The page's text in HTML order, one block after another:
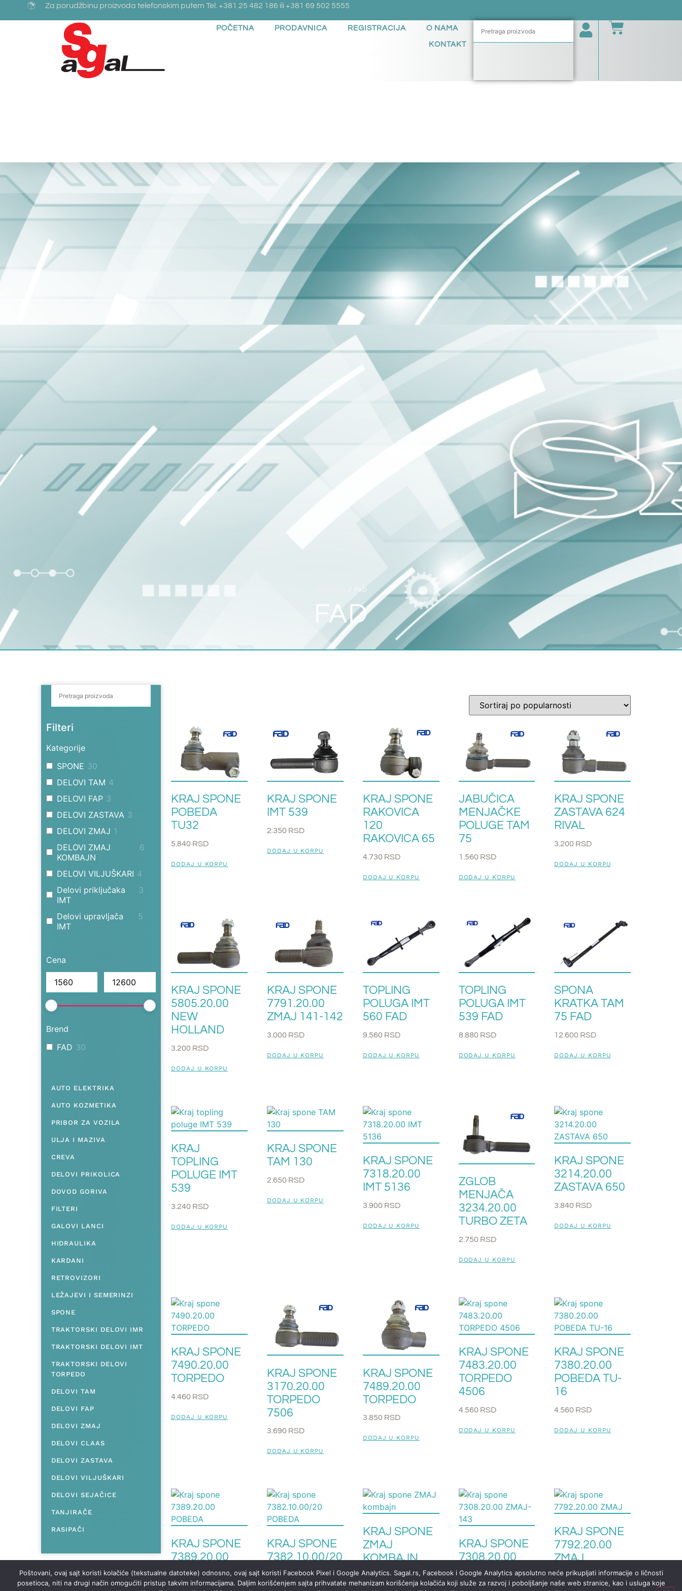
Za porudžbinu proizvoda telefonskim putem Tel. +381 25 482 186 ili +381 69 502 5555
POČETNA PRODAVNICA REGISTRACIJA O NAMA
KONTAKT
/ FAD
FAD
AUTO ELEKTRIKA
AUTO KOZMETIKA
PRIBOR ZA VOZILA
ULJA I MAZIVA
CREVA
DELOVI PRIKOLICA
DOVOD GORIVA
FILTERI
GALOVI LANCI
HIDRAULIKA
KARDANI
RETROVIZORI
LEŽAJEVI I SEMERINZI
SPONE
TRAKTORSKI DELOVI IMR
TRAKTORSKI DELOVI IMT
TRAKTORSKI DELOVI
TORPEDO
DELOVI TAM
DELOVI FAP
DELOVI ZMAJ
DELOVI CLAAS
DELOVI ZASTAVA
DELOVI VILJUŠKARI
DELOVI SEJAČICE
TANJIRAČE
RASIPAČI
Filteri
Kategorije
SPONE 30
DELOVI TAM 4
DELOVI FAP 3
DELOVI ZASTAVA 3
DELOVI ZMAJ 1
DELOVI ZMAJ
KOMBAJN
6
DELOVI VILJUŠKARI 4
Delovi priključaka
IMT
3
Delovi upravljača
IMT
5
Torpedo
Cena
Brend
FAD 30
KRAJ SPONE
POBEDA
TU32
5.840 RSD
DODAJ U KORPU
KRAJ SPONE
IMT 539
2.350 RSD
DODAJ U KORPU
KRAJ SPONE
RAKOVICA
120
RAKOVICA 65
4.730 RSD
DODAJ U KORPU
JABUČICA
MENJAČKE
POLUGE TAM
75
1.560 RSD
DODAJ U KORPU
KRAJ SPONE
ZASTAVA 624
RIVAL
3.200 RSD
DODAJ U KORPU
KRAJ SPONE
5805.20.00
NEW
HOLLAND
3.200 RSD
DODAJ U KORPU
KRAJ SPONE
7791.20.00
ZMAJ 141-142
3.000 RSD
DODAJ U KORPU
TOPLING
POLUGA IMT
560 FAD
9.560 RSD
DODAJ U KORPU
TOPLING
POLUGA IMT
539 FAD
8.880 RSD
DODAJ U KORPU
SPONA
KRATKA TAM
75 FAD
12.600 RSD
DODAJ U KORPU
KRAJ
TOPLING
POLUGE IMT
539
3.240 RSD
DODAJ U KORPU
KRAJ SPONE
TAM 130
2.650 RSD
DODAJ U KORPU
KRAJ SPONE
7318.20.00
IMT 5136
3.900 RSD
DODAJ U KORPU
ZGLOB
MENJAČA
3234.20.00
TURBO ZETA
2.750 RSD
DODAJ U KORPU
KRAJ SPONE
3214.20.00
ZASTAVA 650
3.840 RSD
DODAJ U KORPU
KRAJ SPONE
7490.20.00
TORPEDO
4.460 RSD
DODAJ U KORPU
KRAJ SPONE
3170.20.00
TORPEDO
7506
3.690 RSD
DODAJ U KORPU
KRAJ SPONE
7489.20.00
TORPEDO
3.850 RSD
DODAJ U KORPU
KRAJ SPONE
7483.20.00
TORPEDO
4506
4.560 RSD
DODAJ U KORPU
KRAJ SPONE
7380.20.00
POBEDA TU-
16
4.560 RSD
DODAJ U KORPU
KRAJ SPONE
7389.20.00
POBEDA
5.040RSD
KRAJ SPONE
7382.10.00/20
POBEDA
4.800RSD
KRAJ SPONE
ZMAJ
KOMBAJN
4.320RSD
KRAJ SPONE
7308.20.00
ZMAJ-143
3.350RSD
KRAJ SPONE
7792.20.00
ZMAJ
2.880RSD
Poštovani, ovaj sajt koristi kolačiće (tekstualne datoteke) odnosno, ovaj sajt koristi Facebook Pixel i Google Analytics. Sagal.rs, Facebook i Google Analytics apsolutno neće prikupljati informacije o ličnosti
posetioca, niti na drugi način omogućiti pristup takvim informacijama. Daljim korišćenjem sajta prihvatate mehanizam korišćenja kolačića koji služe za razvoj i poboljšanje naše web stranice, kao i usluga koje